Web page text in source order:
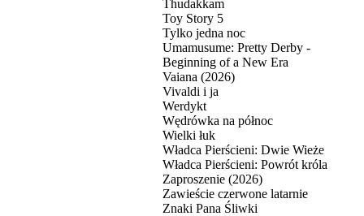
Thudakkam
Toy Story 5
Tylko jedna noc
Umamusume: Pretty Derby -
Beginning of a New Era
Vaiana (2026)
Vivaldi i ja
Werdykt
Wędrówka na północ
Wielki łuk
Władca Pierścieni: Dwie Wieże
Władca Pierścieni: Powrót króla
Zaproszenie (2026)
Zawieście czerwone latarnie
Znaki Pana Śliwki